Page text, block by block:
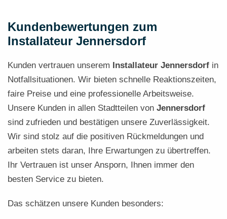
Kundenbewertungen zum
Installateur Jennersdorf
Kunden vertrauen unserem Installateur Jennersdorf in
Notfallsituationen. Wir bieten schnelle Reaktionszeiten,
faire Preise und eine professionelle Arbeitsweise.
Unsere Kunden in allen Stadtteilen von Jennersdorf
sind zufrieden und bestätigen unsere Zuverlässigkeit.
Wir sind stolz auf die positiven Rückmeldungen und
arbeiten stets daran, Ihre Erwartungen zu übertreffen.
Ihr Vertrauen ist unser Ansporn, Ihnen immer den
besten Service zu bieten.
Das schätzen unsere Kunden besonders: